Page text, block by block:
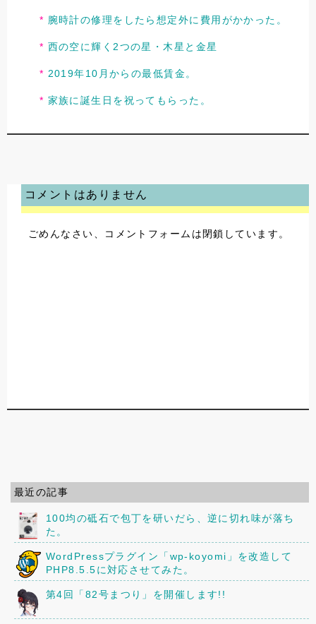
腕時計の修理をしたら想定外に費用がかかった。
西の空に輝く2つの星・木星と金星
2019年10月からの最低賃金。
家族に誕生日を祝ってもらった。
コメントはありません
ごめんなさい、コメントフォームは閉鎖しています。
最近の記事
100均の砥石で包丁を研いだら、逆に切れ味が落ち
た。
WordPressプラグイン「wp-koyomi」を改造して
PHP8.5.5に対応させてみた。
第4回「82号まつり」を開催します!!